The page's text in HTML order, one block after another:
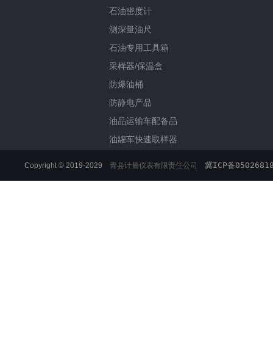
石油密度计
测深量油尺
石油专用工具箱
采样器/保温盒
防爆油桶
防静电产品
油品运输车配备品
油罐车快速取样器
Copyright © 2019-2029 青县计量仪表有限责任公司 冀ICP备